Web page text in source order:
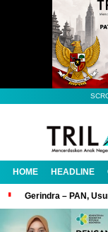
HOME HEADLINE
Gerindra – PAN,